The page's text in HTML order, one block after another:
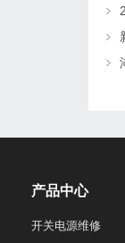
产品中心
开关电源维修